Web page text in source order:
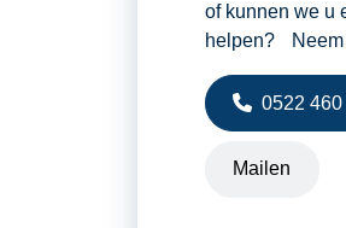
of kunnen we u
helpen? Neem
0522
Mailen